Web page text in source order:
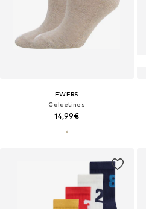
EWERS
Calcetines
14,99€